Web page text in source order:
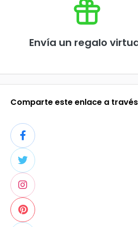
Envía un regalo
Comparte este enlace a